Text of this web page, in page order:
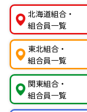
北海道組合・
組合員一覧
東北組合・
組合員一覧
関東組合・
組合員一覧